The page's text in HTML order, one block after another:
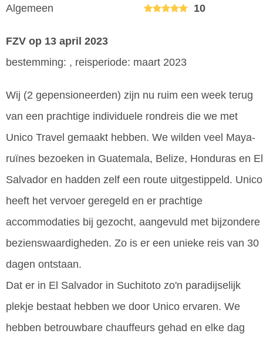
Algemeen 10
FZV op 13 april 2023
bestemming: , reisperiode: maart 2023
Wij (2 gepensioneerden) zijn nu ruim een week terug
van een prachtige individuele rondreis die we met
Unico Travel gemaakt hebben. We wilden veel Maya-
ruïnes bezoeken in Guatemala, Belize, Honduras en El
Salvador en hadden zelf een route uitgestippeld. Unico
heeft het vervoer geregeld en er prachtige
accommodaties bij gezocht, aangevuld met bijzondere
bezienswaardigheden. Zo is er een unieke reis van 30
dagen ontstaan.
Dat er in El Salvador in Suchitoto zo'n paradijselijk
plekje bestaat hebben we door Unico ervaren. We
hebben betrouwbare chauffeurs gehad en elke dag